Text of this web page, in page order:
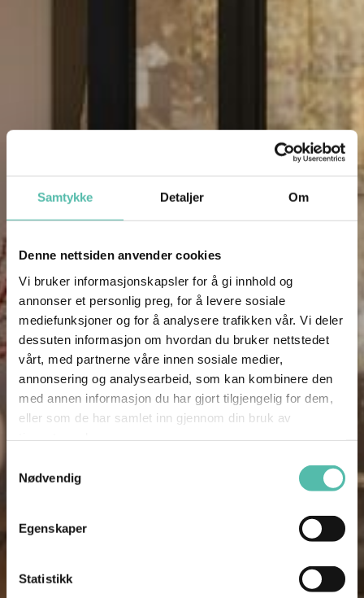
Samtykke Detaljer Om
Denne nettsiden anvender cookies
Vi bruker informasjonskapsler for å gi innhold og
annonser et personlig preg, for å levere sosiale
mediefunksjoner og for å analysere trafikken vår. Vi deler
dessuten informasjon om hvordan du bruker nettstedet
vårt, med partnerne våre innen sosiale medier,
annonsering og analysearbeid, som kan kombinere den
med annen informasjon du har gjort tilgjengelig for dem,
eller som de har samlet inn gjennom din bruk av
Nødvendig
Egenskaper
Statistikk